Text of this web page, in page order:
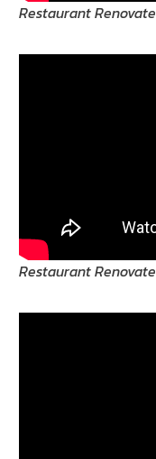
Restaurant Renovate
Restaurant Renovate